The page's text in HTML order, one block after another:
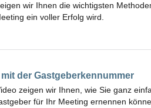
wir Ihnen die wichtigsten
ein voller Erfolg wird.
der Gastgeberkennummer
zeigen wir Ihnen, wie Sie ganz
für Ihr Meeting ernennen